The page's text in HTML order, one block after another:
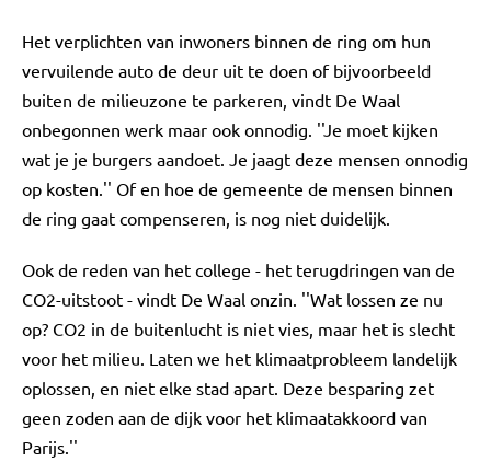
Het verplichten van inwoners binnen de ring om hun
vervuilende auto de deur uit te doen of bijvoorbeeld
buiten de milieuzone te parkeren, vindt De Waal
onbegonnen werk maar ook onnodig. ''Je moet kijken
wat je je burgers aandoet. Je jaagt deze mensen onnodig
op kosten.'' Of en hoe de gemeente de mensen binnen
de ring gaat compenseren, is nog niet duidelijk.
Ook de reden van het college - het terugdringen van de
CO2-uitstoot - vindt De Waal onzin. ''Wat lossen ze nu
op? CO2 in de buitenlucht is niet vies, maar het is slecht
voor het milieu. Laten we het klimaatprobleem landelijk
oplossen, en niet elke stad apart. Deze besparing zet
geen zoden aan de dijk voor het klimaatakkoord van
Parijs.''